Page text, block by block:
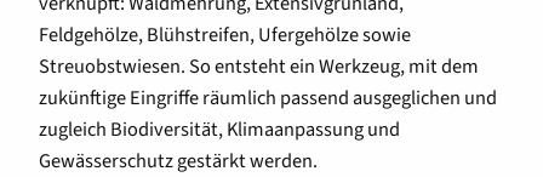
Feldgehölze, Blühstreifen, Ufergehölze sowie
Streuobstwiesen. So entsteht ein Werkzeug, mit dem
zukünftige Eingriffe räumlich passend ausgeglichen und
zugleich Biodiversität, Klimaanpassung und
Gewässerschutz gestärkt werden.